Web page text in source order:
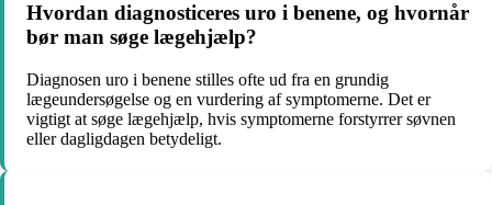
Hvordan diagnosticeres uro i benene, og hvornår
bør man søge lægehjælp?
Diagnosen uro i benene stilles ofte ud fra en grundig
lægeundersøgelse og en vurdering af symptomerne. Det er
vigtigt at søge lægehjælp, hvis symptomerne forstyrrer søvnen
eller dagligdagen betydeligt.